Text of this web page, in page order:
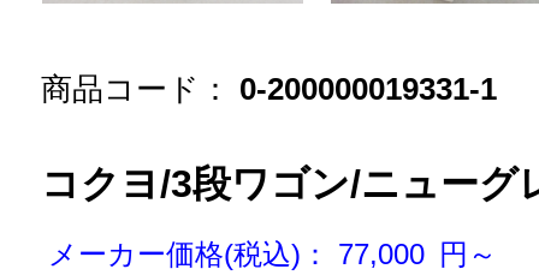
商品コード： 0-200000019331-1
コクヨ/3段ワゴン/ニューグ
メーカー価格(税込)： 77,000 円～